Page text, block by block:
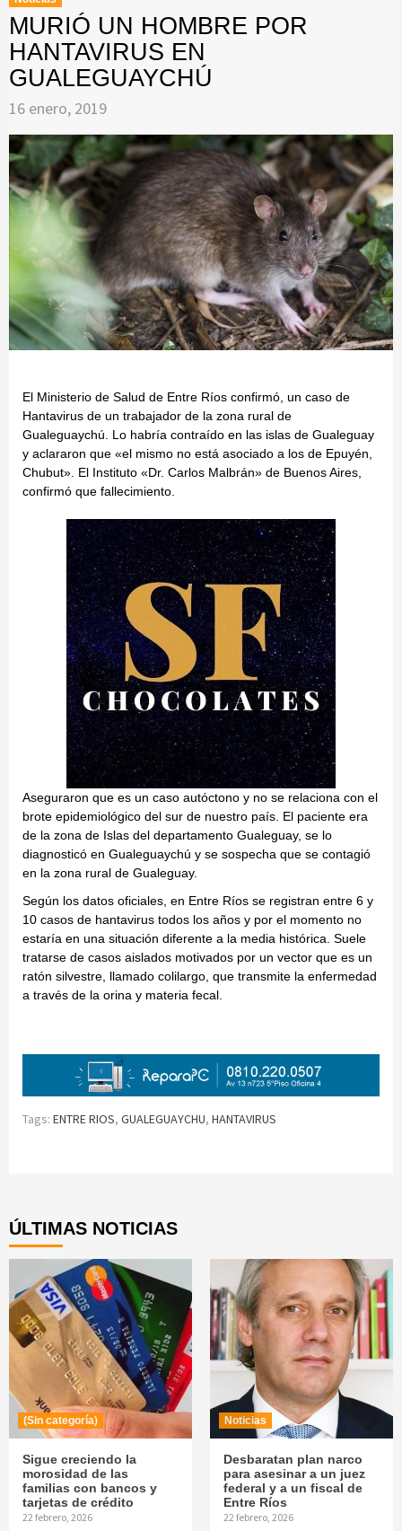
MURIÓ UN HOMBRE POR
HANTAVIRUS EN
GUALEGUAYCHÚ
16 enero, 2019
El Ministerio de Salud de Entre Ríos confirmó, un caso de
Hantavirus de un trabajador de la zona rural de
Gualeguaychú. Lo habría contraído en las islas de Gualeguay
y aclararon que «el mismo no está asociado a los de Epuyén,
Chubut». El Instituto «Dr. Carlos Malbrán» de Buenos Aires,
confirmó que fallecimiento.
Aseguraron que es un caso autóctono y no se relaciona con el
brote epidemiológico del sur de nuestro país. El paciente era
de la zona de Islas del departamento Gualeguay, se lo
diagnosticó en Gualeguaychú y se sospecha que se contagió
en la zona rural de Gualeguay.
Según los datos oficiales, en Entre Ríos se registran entre 6 y
10 casos de hantavirus todos los años y por el momento no
estaría en una situación diferente a la media histórica. Suele
tratarse de casos aislados motivados por un vector que es un
ratón silvestre, llamado colilargo, que transmite la enfermedad
a través de la orina y materia fecal.
Tags: ENTRE RIOS, GUALEGUAYCHU, HANTAVIRUS
ÚLTIMAS NOTICIAS
(Sin categoría)
Sigue creciendo la
morosidad de las
familias con bancos y
tarjetas de crédito
22 febrero, 2026
Noticias
Desbaratan plan narco
para asesinar a un juez
federal y a un fiscal de
Entre Ríos
22 febrero, 2026